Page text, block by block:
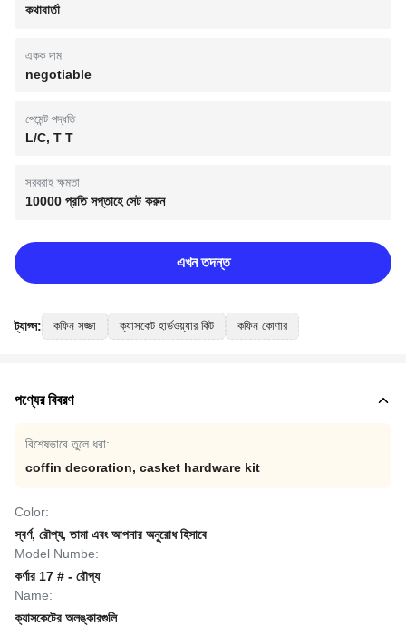
কথাবার্তা
একক দাম
negotiable
পেমেন্ট পদ্ধতি
L/C, T T
সরবরাহ ক্ষমতা
10000 প্রতি সপ্তাহে সেট করুন
এখন তদন্ত
ট্যাগ্স: কফিন সজ্জা ক্যাসকেট হার্ডওয়্যার কিট কফিন কোণার
পণ্যের বিবরণ
বিশেষভাবে তুলে ধরা:
coffin decoration, casket hardware kit
Color:
স্বর্ণ, রৌপ্য, তামা এবং আপনার অনুরোধ হিসাবে
Model Numbe:
কর্ণার 17 # - রৌপ্য
Name:
ক্যাসকেটের অলঙ্কারগুলি